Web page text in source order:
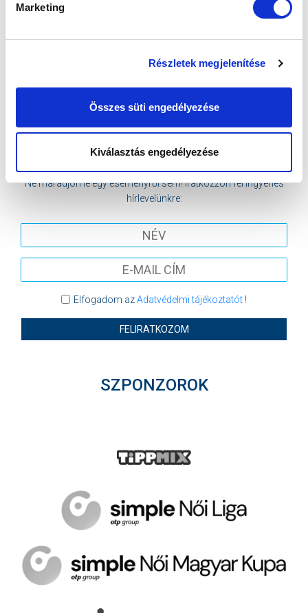
Marketing
Részletek megjelenítése
Összes süti engedélyezése
Kiválasztás engedélyezése
SZÉKESFEHÉRVÁRI SÓSTÓI STADION
VIDEOTON FC FEHÉRVÁR
VS
MTK BUDAPEST
MTK BUDAPEST HÍRLEVÉL
Ne maradjon le egy eseményről sem! Iratkozzon fel ingyenes
hírlevelünkre:
Elfogadom azAdatvédelmi tájékoztatót!
FELIRATKOZOM
SZPONZOROK